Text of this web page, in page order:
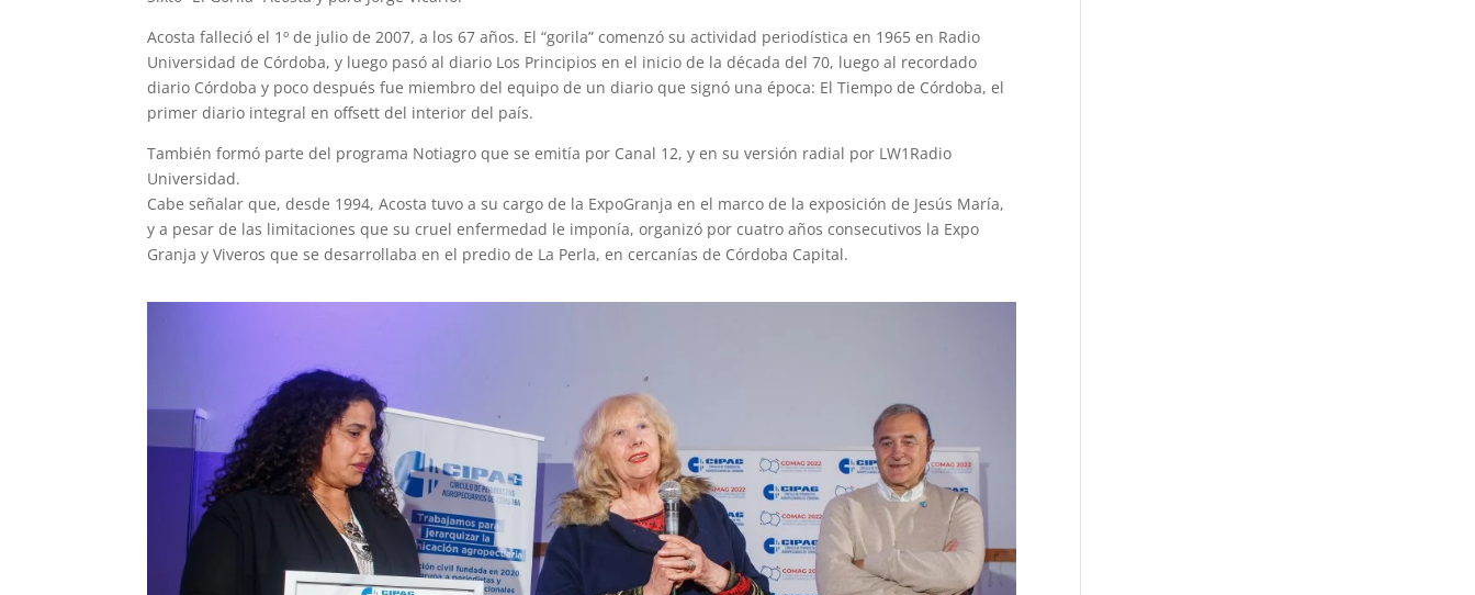
Acosta falleció el 1º de julio de 2007, a los 67 años. El “gorila” comenzó su actividad periodística en 1965 en Radio
Universidad de Córdoba, y luego pasó al diario Los Principios en el inicio de la década del 70, luego al recordado
diario Córdoba y poco después fue miembro del equipo de un diario que signó una época: El Tiempo de Córdoba, el
primer diario integral en offsett del interior del país.
También formó parte del programa Notiagro que se emitía por Canal 12, y en su versión radial por LW1Radio
Universidad.
Cabe señalar que, desde 1994, Acosta tuvo a su cargo de la ExpoGranja en el marco de la exposición de Jesús María,
y a pesar de las limitaciones que su cruel enfermedad le imponía, organizó por cuatro años consecutivos la Expo
Granja y Viveros que se desarrollaba en el predio de La Perla, en cercanías de Córdoba Capital.